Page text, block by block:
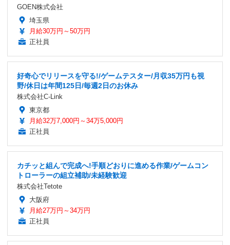
GOEN株式会社
埼玉県
月給30万円～50万円
正社員
好奇心でリリースを守る!/ゲームテスター/月収35万円も視
野/休日は年間125日/毎週2日のお休み
株式会社C-Link
東京都
月給32万7,000円～34万5,000円
正社員
カチッと組んで完成へ!手順どおりに進める作業/ゲームコン
トローラーの組立補助/未経験歓迎
株式会社Tetote
大阪府
月給27万円～34万円
正社員